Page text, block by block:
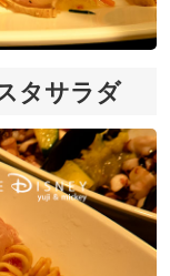
タサラダ